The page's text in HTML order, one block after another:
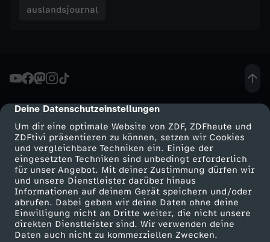
cmp-dialog-description
Deine Datenschutzeinstellungen
Um dir eine optimale Website von ZDF, ZDFheute und
ZDFtivi präsentieren zu können, setzen wir Cookies
und vergleichbare Techniken ein. Einige der
eingesetzten Techniken sind unbedingt erforderlich
für unser Angebot. Mit deiner Zustimmung dürfen wir
und unsere Dienstleister darüber hinaus
Informationen auf deinem Gerät speichern und/oder
abrufen. Dabei geben wir deine Daten ohne deine
Einwilligung nicht an Dritte weiter, die nicht unsere
direkten Dienstleister sind. Wir verwenden deine
Daten auch nicht zu kommerziellen Zwecken.
o
k
u
:
A
m
auslandsjournal
Mehr ZDF
ZDF-Apps
Smart TV
ZDFtext
Service
ZDFmitreden
Kontakt zum ZDF
Tickets